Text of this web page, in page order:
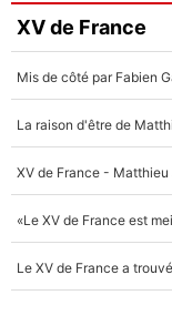
Faris Moumbagna
4%
Un autre joueur
5%
XV de France